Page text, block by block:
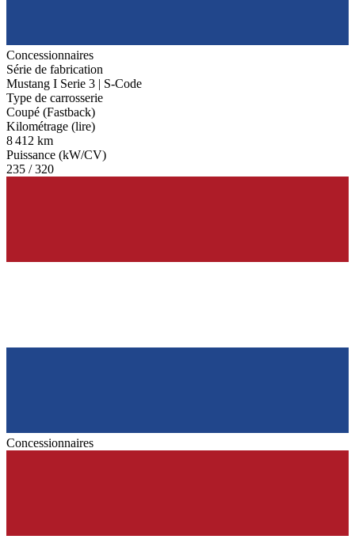
Concessionnaires
Série de fabrication
Mustang I Serie 3 | S-Code
Type de carrosserie
Coupé (Fastback)
Kilométrage (lire)
8 412 km
Puissance (kW/CV)
235 / 320
Concessionnaires